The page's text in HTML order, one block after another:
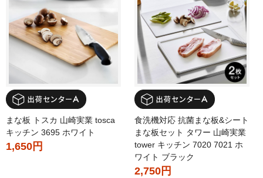
まな板 トスカ 山崎実業 tosca
キッチン 3695 ホワイト
1,650円
食洗機対応 抗菌まな板&シート
まな板セット タワー 山崎実業
tower キッチン 7020 7021 ホ
ワイト ブラック
2,750円